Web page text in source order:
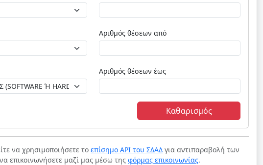
Αριθμός θέσεων από
Αριθμός θέσεων έως
Καθαρισμός
να χρησιμοποιήσετε το επίσημο API του ΣΔΑΔ για αντιπαραβολή των
επικοινωνήσετε μαζί μας μέσω της φόρμας επικοινωνίας.